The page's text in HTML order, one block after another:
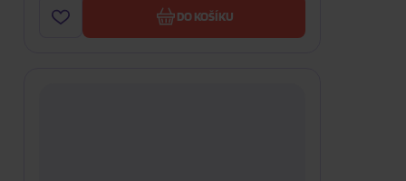
DO KOŠÍKU